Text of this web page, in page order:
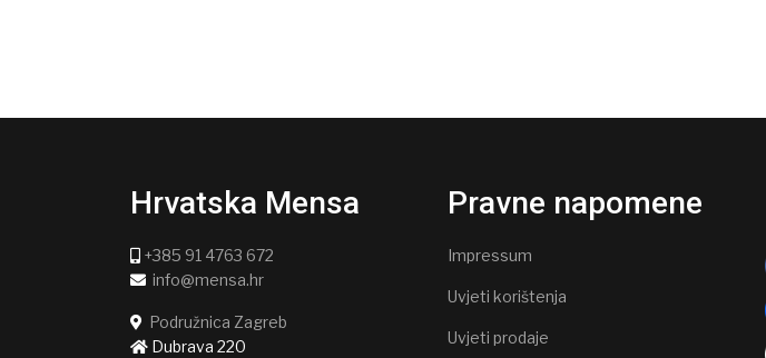
Hrvatska Mensa
+385 91 4763 672
info@mensa.hr
Podružnica Zagreb
Dubrava 220
Pravne napomene
Impressum
Uvjeti korištenja
Uvjeti prodaje